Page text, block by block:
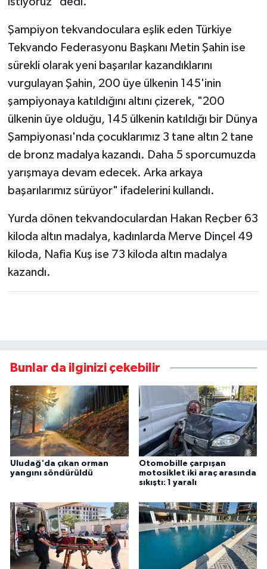
Şampiyon tekvandoculara eşlik eden Türkiye
Tekvando Federasyonu Başkanı Metin Şahin ise
sürekli olarak yeni başarılar kazandıklarını
vurgulayan Şahin, 200 üye ülkenin 145'inin
şampiyonaya katıldığını altını çizerek, "200
ülkenin üye olduğu, 145 ülkenin katıldığı bir Dünya
Şampiyonası'nda çocuklarımız 3 tane altın 2 tane
de bronz madalya kazandı. Daha 5 sporcumuzda
yarışmaya devam edecek. Arka arkaya
başarılarımız sürüyor" ifadelerini kullandı.
Yurda dönen tekvandoculardan Hakan Reçber 63
kiloda altın madalya, kadınlarda Merve Dinçel 49
kiloda, Nafia Kuş ise 73 kiloda altın madalya
kazandı.
Bunlar da ilginizi çekebilir
Uludağ'da çıkan orman
yangını söndürüldü
Otomobille çarpışan
motosiklet iki araç arasında
sıkıştı: 1 yaralı